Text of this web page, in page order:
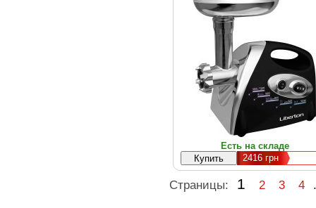
Есть на складе
2416 грн
Страницы: 1 2 3 4